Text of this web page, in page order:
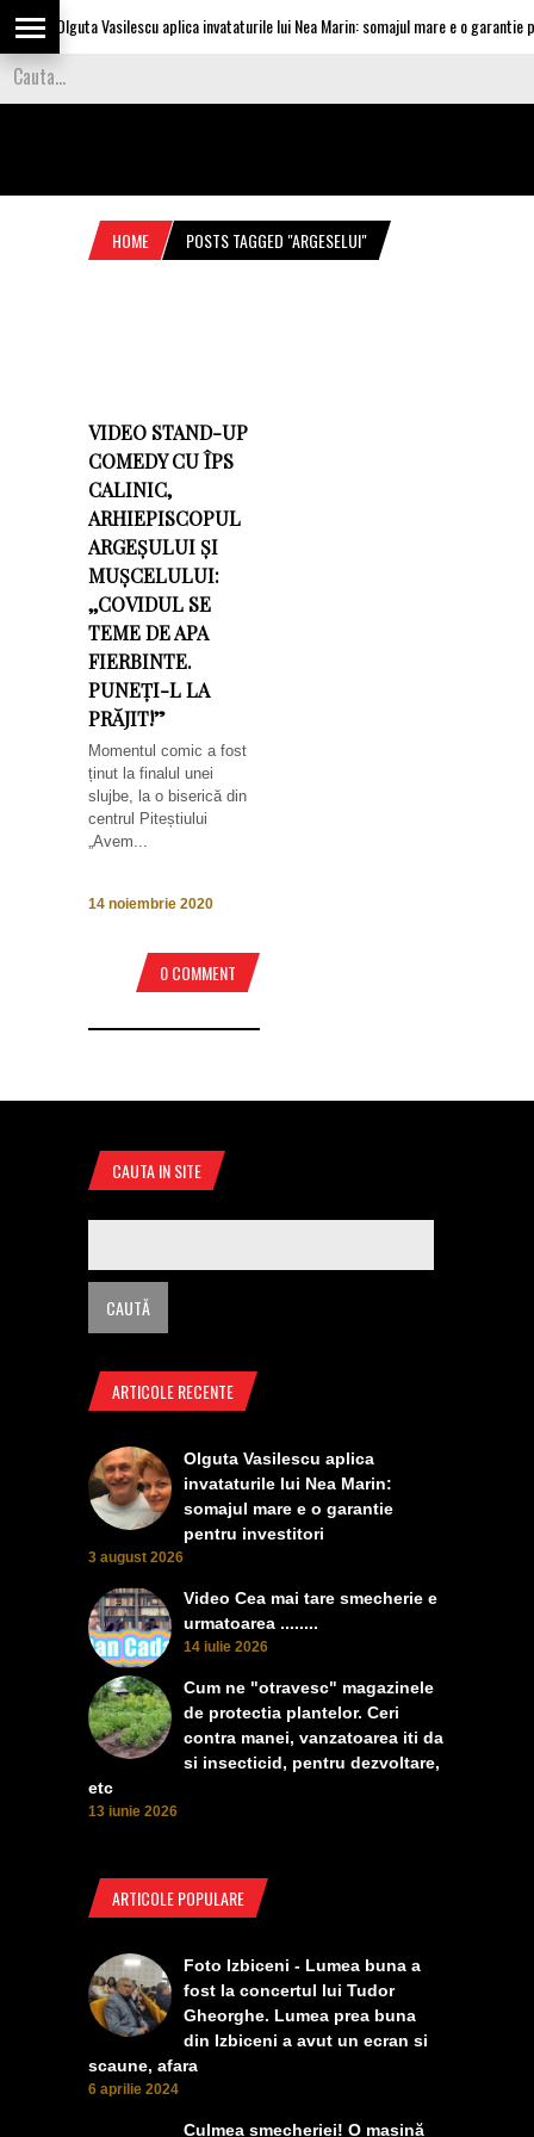
Olguta Vasilescu aplica invataturile lui Nea Marin: somajul mare e o garantie
HOME POSTS TAGGED "ARGESELUI"
VIDEO STAND-UP
COMEDY CU ÎPS
CALINIC,
ARHIEPISCOPUL
ARGEȘULUI ȘI
MUȘCELULUI:
,,COVIDUL SE
TEME DE APA
FIERBINTE.
PUNEȚI-L LA
PRĂJIT!”
Momentul comic a fost
ținut la finalul unei
slujbe, la o biserică din
centrul Piteștiului
„Avem...
14 noiembrie 2020
0 COMMENT
CAUTA IN SITE
ARTICOLE RECENTE
Olguta Vasilescu aplica
invataturile lui Nea Marin:
somajul mare e o garantie
pentru investitori
3 august 2026
Video Cea mai tare smecherie e
urmatoarea ........
14 iulie 2026
Cum ne "otravesc" magazinele
de protectia plantelor. Ceri
contra manei, vanzatoarea iti da
si insecticid, pentru dezvoltare,
etc
13 iunie 2026
ARTICOLE POPULARE
Foto Izbiceni - Lumea buna a
fost la concertul lui Tudor
Gheorghe. Lumea prea buna
din Izbiceni a avut un ecran si
scaune, afara
6 aprilie 2024
Culmea smecheriei! O mașină